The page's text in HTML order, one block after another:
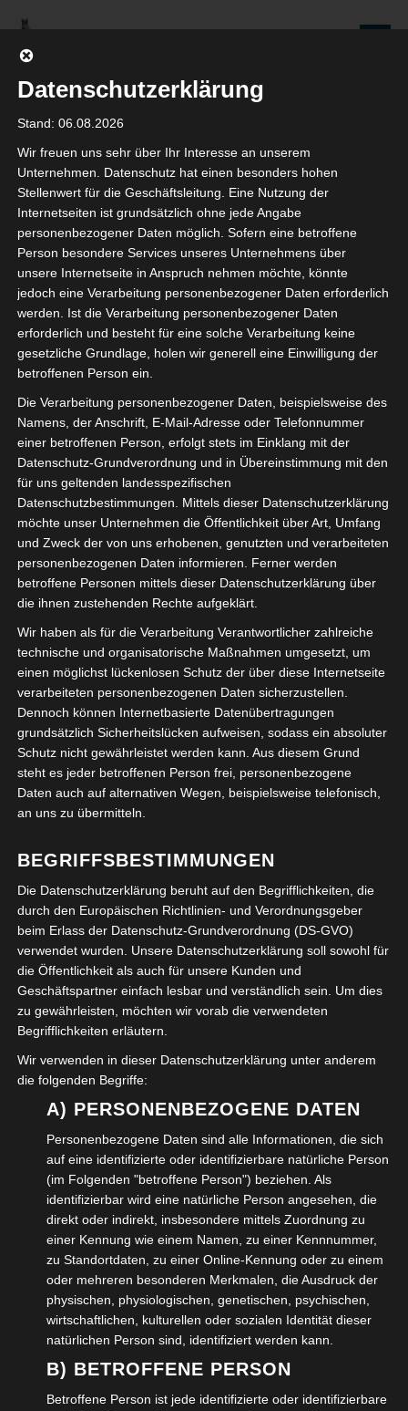
springen
Seniorenredaktion
Wolfenbüttel
WIR WERDEN NICHT NUR ÄLTER, WIR WERDEN AUCH IMMER BESSER!
Beiträge
Rundgang mit Ulrich Higl auf dem
Juliusmarkt in Wolfenbüttel
12. AUGUST 2024
KARIN MAASS
KOMMENTAR SCHREIBEN
Die Seniorenredaktion Wolfenbüttel hat das Denkmal
des „Kleinen Reiters“ auf dem Juliusmarkt besucht. Die
historischen Hintergründe wurden uns von dem
Stadtführer Ulrich Higl vor Ort ausführlich erläutert.
Eine interssante Reise in die Vergangenheit mit Ulrich
Higl, die wir Wolfenbüttelern und Gästen sehr empfehlen
können!
VERÖFFENTLICHT IN:FREIZEIT
ABGELEGT UNTER:DENKMÄLER , FREIZEIT WOLFENBÜTTEL
Beitragsnavigation
← Was tun wenn das
Hochwasser kommt
Rundgang mit Herrn Ulrich
Higl zum Herzog August
Denkmal Stadtmarkt
Wolfenbüttel →
Schreibe einen Kommentar
Deine E-Mail-Adresse wird nicht veröffentlicht.
Erforderliche Felder sind mit*markiert
Kommentar*
Datenschutzerklärung
Stand: 06.08.2026
Wir freuen uns sehr über Ihr Interesse an unserem
Unternehmen. Datenschutz hat einen besonders hohen
Stellenwert für die Geschäftsleitung. Eine Nutzung der
Internetseiten ist grundsätzlich ohne jede Angabe
personenbezogener Daten möglich. Sofern eine betroffene
Person besondere Services unseres Unternehmens über
unsere Internetseite in Anspruch nehmen möchte, könnte
jedoch eine Verarbeitung personenbezogener Daten erforderlich
werden. Ist die Verarbeitung personenbezogener Daten
erforderlich und besteht für eine solche Verarbeitung keine
gesetzliche Grundlage, holen wir generell eine Einwilligung der
betroffenen Person ein.
Die Verarbeitung personenbezogener Daten, beispielsweise des
Namens, der Anschrift, E-Mail-Adresse oder Telefonnummer
einer betroffenen Person, erfolgt stets im Einklang mit der
Datenschutz-Grundverordnung und in Übereinstimmung mit den
für uns geltenden landesspezifischen
Datenschutzbestimmungen. Mittels dieser Datenschutzerklärung
möchte unser Unternehmen die Öffentlichkeit über Art, Umfang
und Zweck der von uns erhobenen, genutzten und verarbeiteten
personenbezogenen Daten informieren. Ferner werden
betroffene Personen mittels dieser Datenschutzerklärung über
die ihnen zustehenden Rechte aufgeklärt.
Wir haben als für die Verarbeitung Verantwortlicher zahlreiche
technische und organisatorische Maßnahmen umgesetzt, um
einen möglichst lückenlosen Schutz der über diese Internetseite
verarbeiteten personenbezogenen Daten sicherzustellen.
Dennoch können Internetbasierte Datenübertragungen
grundsätzlich Sicherheitslücken aufweisen, sodass ein absoluter
Schutz nicht gewährleistet werden kann. Aus diesem Grund
steht es jeder betroffenen Person frei, personenbezogene
Daten auch auf alternativen Wegen, beispielsweise telefonisch,
an uns zu übermitteln.
BEGRIFFSBESTIMMUNGEN
Die Datenschutzerklärung beruht auf den Begrifflichkeiten, die
durch den Europäischen Richtlinien- und Verordnungsgeber
beim Erlass der Datenschutz-Grundverordnung (DS-GVO)
verwendet wurden. Unsere Datenschutzerklärung soll sowohl für
die Öffentlichkeit als auch für unsere Kunden und
Geschäftspartner einfach lesbar und verständlich sein. Um dies
zu gewährleisten, möchten wir vorab die verwendeten
Begrifflichkeiten erläutern.
Wir verwenden in dieser Datenschutzerklärung unter anderem
die folgenden Begriffe:
A) PERSONENBEZOGENE DATEN
Personenbezogene Daten sind alle Informationen, die sich
auf eine identifizierte oder identifizierbare natürliche Person
(im Folgenden "betroffene Person") beziehen. Als
identifizierbar wird eine natürliche Person angesehen, die
direkt oder indirekt, insbesondere mittels Zuordnung zu
einer Kennung wie einem Namen, zu einer Kennnummer,
zu Standortdaten, zu einer Online-Kennung oder zu einem
oder mehreren besonderen Merkmalen, die Ausdruck der
physischen, physiologischen, genetischen, psychischen,
wirtschaftlichen, kulturellen oder sozialen Identität dieser
natürlichen Person sind, identifiziert werden kann.
B) BETROFFENE PERSON
Betroffene Person ist jede identifizierte oder identifizierbare